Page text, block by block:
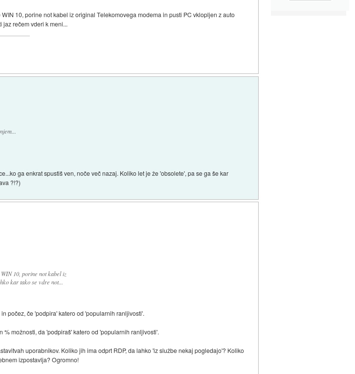
10, porine not kabel iz original Telekomovega modema in pusti PC vklopljen z auto
jaz rečem vderi k meni...
ga enkrat spustiš ven, noče več nazaj. Koliko let je že 'obsolete', pa se ga še kar
?!?)
10, porine not kabel iz
kar tako se vdre not...
počez, če 'podpira' katero od 'popularnih ranljivosti'.
možnosti, da 'podpiraš' katero od 'popularnih ranljivosti'.
uporabnikov. Koliko jih ima odprt RDP, da lahko 'iz službe nekaj pogledajo'? Koliko
izpostavlja? Ogromno!